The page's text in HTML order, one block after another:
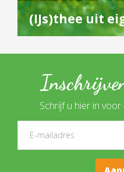
(IJs)thee uit
Schrijf u hier in